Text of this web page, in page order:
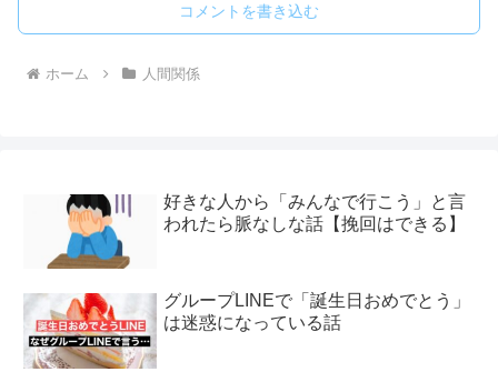
コメントを書き込む
ホーム 人間関係
好きな人から「みんなで行こう」と言
われたら脈なしな話【挽回はできる】
グループLINEで「誕生日おめでとう」
は迷惑になっている話